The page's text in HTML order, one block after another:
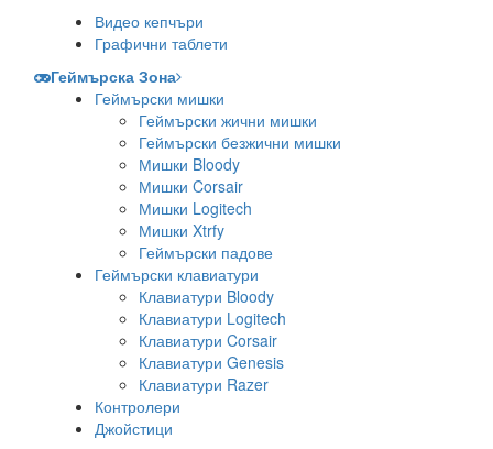
Видео кепчъри
Графични таблети
Геймърска Зона
Геймърски мишки
Геймърски жични мишки
Геймърски безжични мишки
Мишки Bloody
Мишки Corsair
Мишки Logitech
Мишки Xtrfy
Геймърски падове
Геймърски клавиатури
Клавиатури Bloody
Клавиатури Logitech
Клавиатури Corsair
Клавиатури Genesis
Клавиатури Razer
Контролери
Джойстици